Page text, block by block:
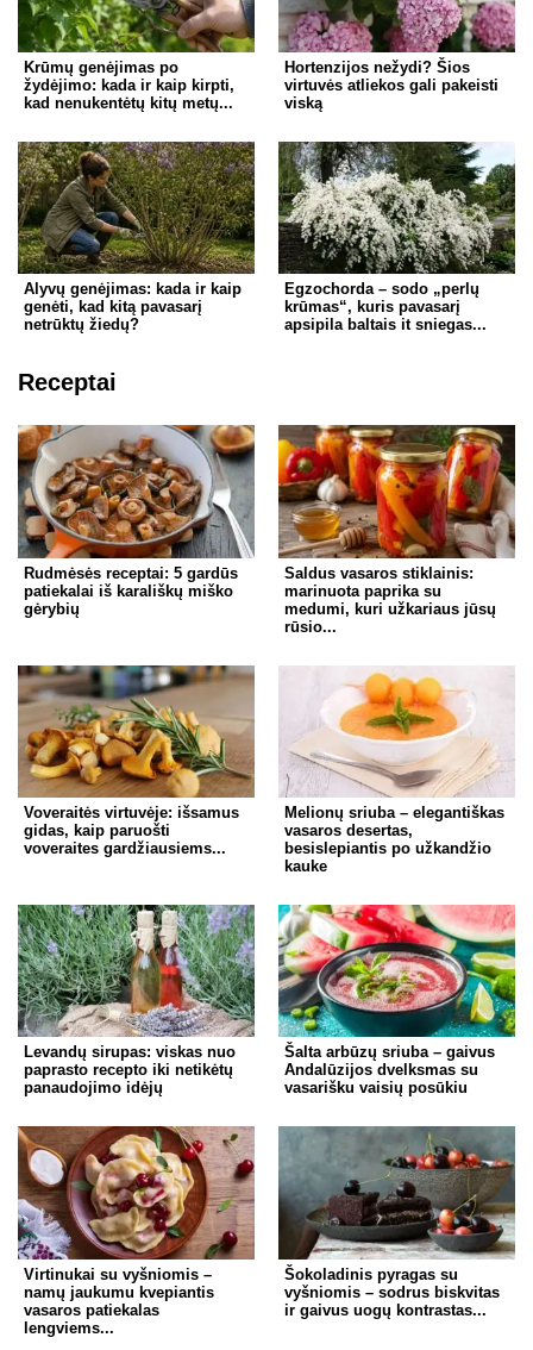
Krūmų genėjimas po
žydėjimo: kada ir kaip kirpti,
kad nenukentėtų kitų metų...
Hortenzijos nežydi? Šios
virtuvės atliekos gali pakeisti
viską
Alyvų genėjimas: kada ir kaip
genėti, kad kitą pavasarį
netrūktų žiedų?
Egzochorda – sodo „perlų
krūmas“, kuris pavasarį
apsipila baltais it sniegas...
Receptai
Rudmėsės receptai: 5 gardūs
patiekalai iš karališkų miško
gėrybių
Saldus vasaros stiklainis:
marinuota paprika su
medumi, kuri užkariaus jūsų
rūsio...
Voveraitės virtuvėje: išsamus
gidas, kaip paruošti
voveraites gardžiausiems...
Melionų sriuba – elegantiškas
vasaros desertas,
besislepiantis po užkandžio
kauke
Levandų sirupas: viskas nuo
paprasto recepto iki netikėtų
panaudojimo idėjų
Šalta arbūzų sriuba – gaivus
Andalūzijos dvelksmas su
vasarišku vaisių posūkiu
Virtinukai su vyšniomis –
namų jaukumu kvepiantis
vasaros patiekalas
lengviems...
Šokoladinis pyragas su
vyšniomis – sodrus biskvitas
ir gaivus uogų kontrastas...